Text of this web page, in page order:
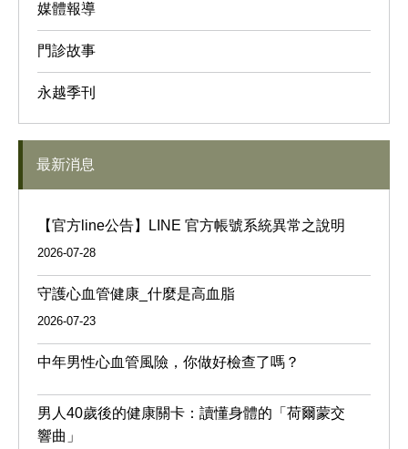
媒體報導
門診故事
永越季刊
最新消息
【官方line公告】LINE 官方帳號系統異常之說明
2026-07-28
守護心血管健康_什麼是高血脂
2026-07-23
中年男性心血管風險，你做好檢查了嗎？
男人40歲後的健康關卡：讀懂身體的「荷爾蒙交
響曲」